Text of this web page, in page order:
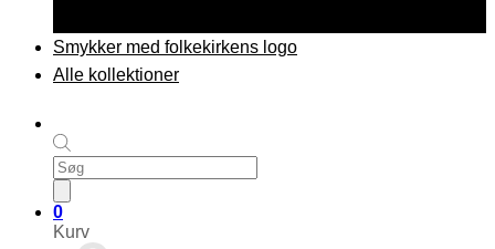
Products
search
0
Kurv
Smykker med folkekirkens logo
Alle kollektioner